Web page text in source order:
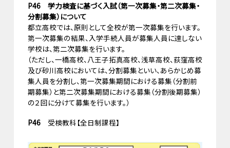
P46 学力検査に基づく入試（第一次募集・第二次募集・
分割募集）について
都立高校では、原則として全校が第一次募集を行います。
第一次募集の結果、入学手続人員が募集人員に達しない
学校は、第二次募集を行います。
（ただし、一橋高校、八王子拓真高校、浅草高校、荻窪高校
及び砂川高校においては、分割募集といい、あらかじめ募
集人員を分割し、第一次募集期間における募集（分割前
期募集）と第二次募集期間における募集（分割後期募集）
の２回に分けて募集を行います。）
P46 受検教科【全日制課程】